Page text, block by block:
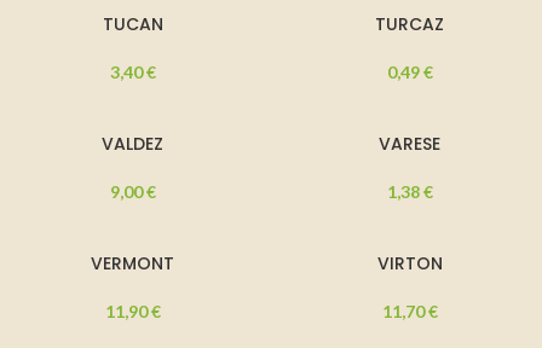
TUCAN
3,40€
TURCAZ
0,49€
VALDEZ
9,00€
VARESE
1,38€
VERMONT
11,90€
VIRTON
11,70€